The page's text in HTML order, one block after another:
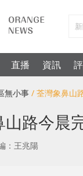
直播 資訊
無小事 / 荃灣象鼻山
山路今晨
：王兆陽